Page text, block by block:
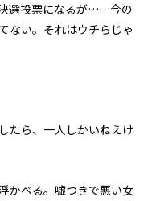
組み方向
選投票になるが……今の
ない。それはウチらじゃ
たら、一人しかいねえけ
かべる。嘘つきで悪い女